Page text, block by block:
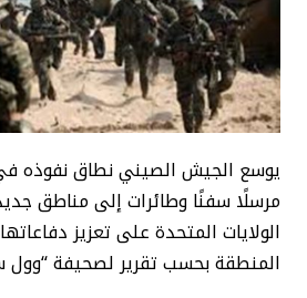
يوسع الجيش الصيني نطاق نفوذه
مرسلًا سفنًا وطائرات إلى مناطق
الولايات المتحدة على تعزيز
المنطقة بحسب تقرير لصحيفة “وول